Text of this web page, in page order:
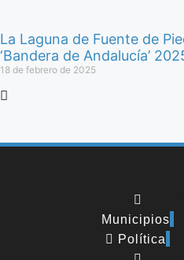
La Laguna de Fuente de
‘Bandera de Andalucía’
18 de febrero de 2025
Municipios
Política